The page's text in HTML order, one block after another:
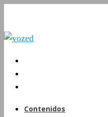
Contenidos